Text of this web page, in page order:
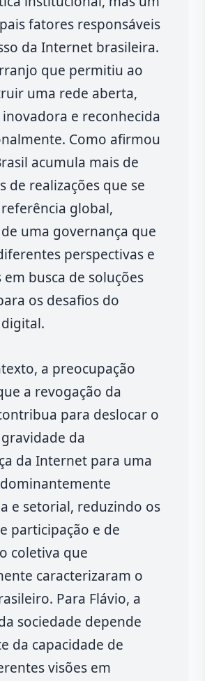
fatores responsáveis
da Internet brasileira.
que permitiu ao
uma rede aberta,
e reconhecida
Como afirmou
acumula mais de
de realizações que se
global,
uma governança que
perspectivas e
em busca de soluções
os desafios do
a preocupação
a revogação da
para deslocar o
da
da Internet para uma
e setorial, reduzindo os
participação e de
coletiva que
caracterizaram o
Para Flávio, a
sociedade depende
da capacidade de
visões em